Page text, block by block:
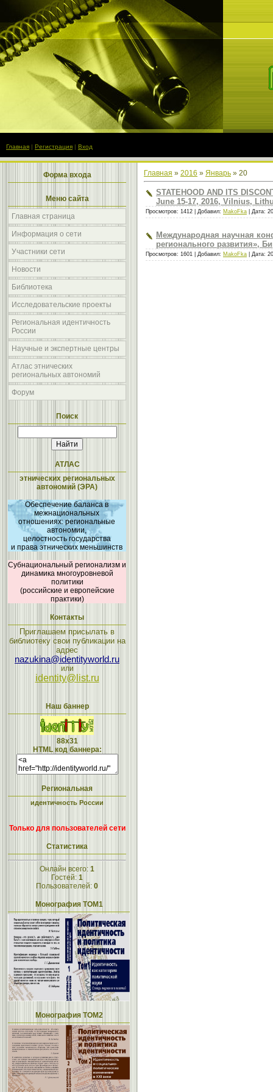
Главная | Регистрация | Вход
Форма входа
Меню сайта
Главная страница
Информация о сети
Участники сети
Новости
Библиотека
Исследовательские проекты
Региональная идентичность
России
Научные и экспертные центры
Атлас этнических
региональных автономий
Форум
Поиск
АТЛАС
этнических региональных
автономий (ЭРА)
Обеспечение баланса в
межнациональных
отношениях: региональные
автономии,
целостность государства
и права этнических меньшинств
Субнациональный регионализм и
динамика многоуровневой
политики
(российские и европейские
практики)
Контакты
Приглашаем присылать в
библиотеку свои публикации на
адрес
nazukina@identityworld.ru
или
identity@list.ru
Наш баннер
88x31
HTML код баннера:
Региональная
идентичность России
Только для пользователей сети
Статистика
Онлайн всего: 1
Гостей: 1
Пользователей: 0
Монография ТОМ1
Монография ТОМ2
Главная » 2016 » Январь » 20
STATEHOOD AND ITS
June 15-17, 2016, Vilnius,
Просмотров: 1412 | Добавил: MakoFka | Дата:
Международная научная
регионального развития»,
Просмотров: 1601 | Добавил: MakoFka | Дата: